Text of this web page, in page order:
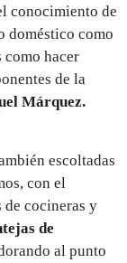
conocimiento de
doméstico como
como hacer
de la
Márquez.
escoltadas
con el
de cocineras y
de
al punto